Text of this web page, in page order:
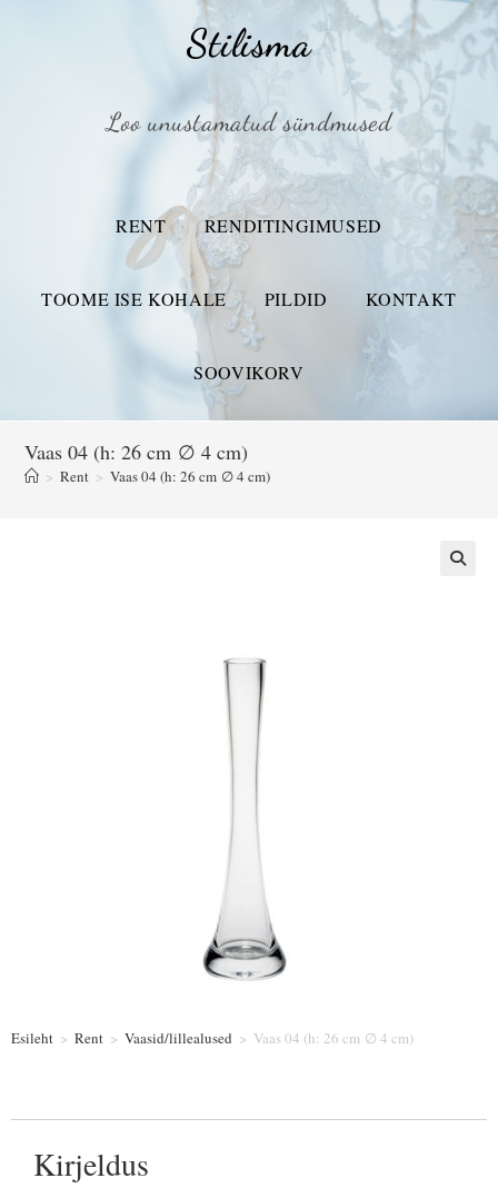
Stilisma
Loo unustamatud sündmused
RENT RENDITINGIMUSED
TOOME ISE KOHALE PILDID KONTAKT
SOOVIKORV
Vaas 04 (h: 26 cm ∅ 4 cm)
> Rent > Vaas 04 (h: 26 cm ∅ 4 cm)
Esileht > Rent > Vaasid/lillealused > Vaas 04 (h: 26 cm ∅ 4 cm)
Kirjeldus